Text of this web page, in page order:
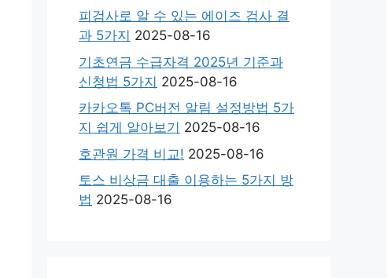
피검사로 알 수 있는 에이즈 검사 결
과 5가지 2025-08-16
기초연금 수급자격 2025년 기준과
신청법 5가지 2025-08-16
카카오톡 PC버전 알림 설정방법 5가
지 쉽게 알아보기 2025-08-16
호관원 가격 비교! 2025-08-16
토스 비상금 대출 이용하는 5가지 방
법 2025-08-16